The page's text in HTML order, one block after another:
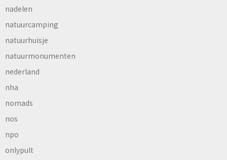
nadelen
natuurcamping
natuurhuisje
natuurmonumenten
nederland
nha
nomads
nos
npo
onlypult